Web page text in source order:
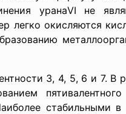
уранаVI не
легко окисляются
3, 4, 5, 6 и 7. В
стабильными